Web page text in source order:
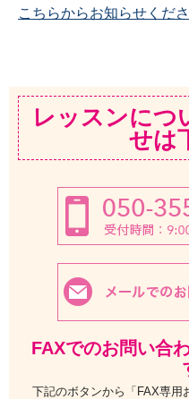
こちらからお知らせくださ
レッスンにつ
せは
FAXでのお問い合
下記のボタンから「FAX専用